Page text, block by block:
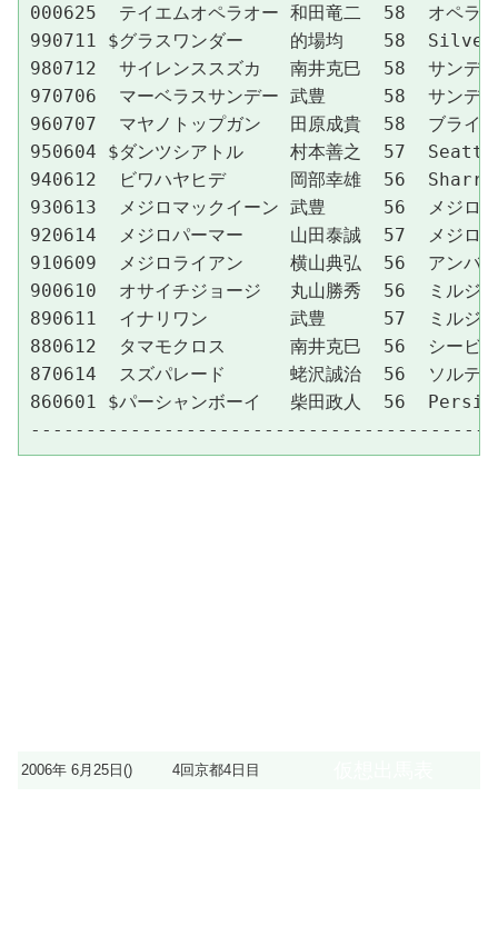
000625  テイエムオペラオー 和田竜二  58
990711 $グラスワンダー　　 的場均　  58
980712  サイレンススズカ　 南井克巳  58  サン
970706  マーベラスサンデー 武豊　　  58  サン
960707  マヤノトップガン　 田原成貴  58  ブラ
950604 $ダンツシアトル　　 村本善之  57
940612  ビワハヤヒデ　　　 岡部幸雄  56
930613  メジロマックイーン 武豊　　  56  メ
920614  メジロパーマー　　 山田泰誠  57  メ
910609  メジロライアン　　 横山典弘  56  ア
900610  オサイチジョージ　 丸山勝秀  56
890611  イナリワン　　　　 武豊　　  57
880612  タマモクロス　　　 南井克巳  56  シ
870614  スズパレード　　　 蛯沢誠治  56
860601 $パーシャンボーイ　 柴田政人  56
2006年 6月25日() 4回京都4日目